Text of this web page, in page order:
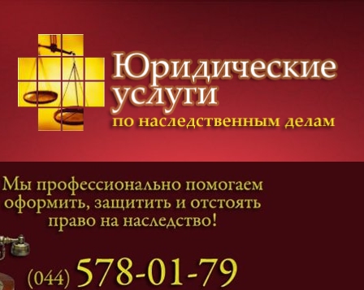
Категории дел
Наследование и Завещание
Оформление наследства
Оспаривание наследства